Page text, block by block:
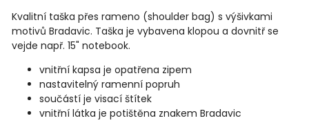
Kvalitní taška přes rameno (shoulder bag) s výšivkami
motivů Bradavic. Taška je vybavena klopou a dovnitř se
vejde např. 15" notebook.
vnitřní kapsa je opatřena zipem
nastavitelný ramenní popruh
součástí je visací štítek
vnitřní látka je potištěna znakem Bradavic